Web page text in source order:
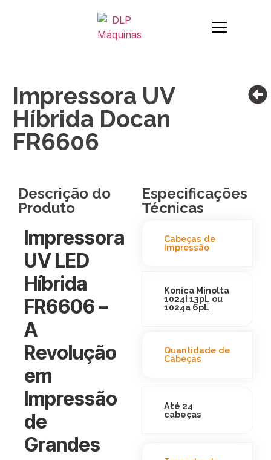
Impressora UV
Híbrida Docan
FR6606
Descrição do
Produto
Impressora
UV LED
Híbrida
FR6606 –
A
Revolução
em
Impressão
de
Grandes
Especificações
Técnicas
Cabeças de
Impressão
Konica Minolta
1024i 13pL ou
1024a 6pL
Quantidade de
Cabeças
Até 24
cabeças